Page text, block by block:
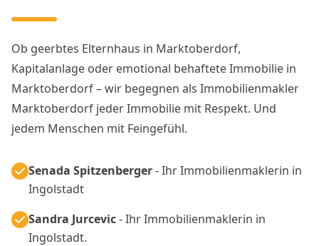
Ob geerbtes Elternhaus in Marktoberdorf,
Kapitalanlage oder emotional behaftete Immobilie in
Marktoberdorf – wir begegnen als Immobilienmakler
Marktoberdorf jeder Immobilie mit Respekt. Und
jedem Menschen mit Feingefühl.
Senada Spitzenberger- Ihr Immobilienmaklerin in
Ingolstadt
Sandra Jurcevic- Ihr Immobilienmaklerin in
Ingolstadt.